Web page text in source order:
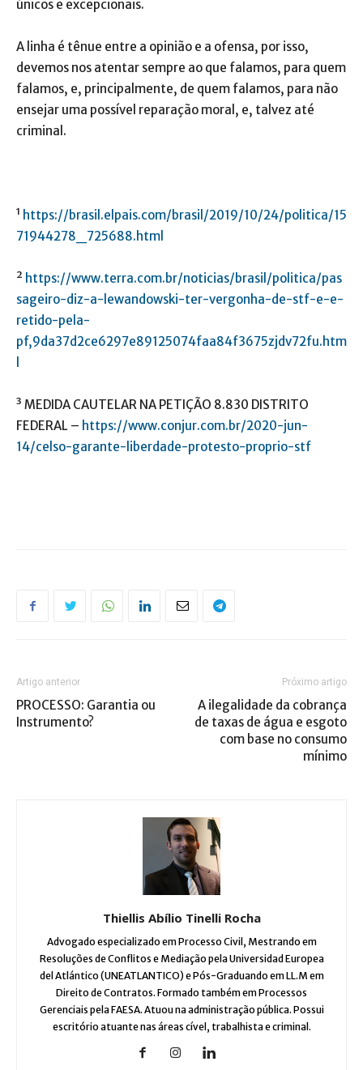
únicos e excepcionais.
A linha é tênue entre a opinião e a ofensa, por isso,
devemos nos atentar sempre ao que falamos, para quem
falamos, e, principalmente, de quem falamos, para não
ensejar uma possível reparação moral, e, talvez até
criminal.
¹ https://brasil.elpais.com/brasil/2019/10/24/politica/15
71944278_725688.html
² https://www.terra.com.br/noticias/brasil/politica/pas
sageiro-diz-a-lewandowski-ter-vergonha-de-stf-e-e-
retido-pela-
pf,9da37d2ce6297e89125074faa84f3675zjdv72fu.htm
³ MEDIDA CAUTELAR NA PETIÇÃO 8.830 DISTRITO
FEDERAL – https://www.conjur.com.br/2020-jun-
14/celso-garante-liberdade-protesto-proprio-stf
Artigo anterior
PROCESSO: Garantia ou
Instrumento?
Próximo artigo
A ilegalidade da cobrança
de taxas de água e esgoto
com base no consumo
mínimo
Thiellis Abílio Tinelli Rocha
Advogado especializado em Processo Civil, Mestrando em
Resoluções de Conflitos e Mediação pela Universidad Europea
del Atlántico (UNEATLANTICO) e Pós-Graduando em LL.M em
Direito de Contratos. Formado também em Processos
Gerenciais pela FAESA. Atuou na administração pública. Possui
escritório atuante nas áreas cível, trabalhista e criminal.